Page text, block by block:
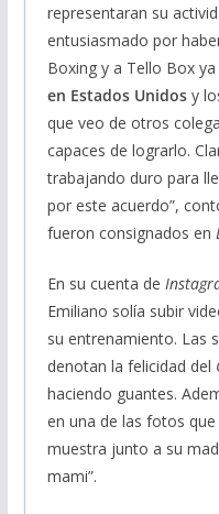
representaran su
entusiasmado por
Boxing y a Tello Box ya
en Estados Unidosy
que veo de otros
capaces de lograrlo.
trabajando duro para
por este acuerdo”,
fueron consignados en
En su cuenta de
Emiliano solía subir
su entrenamiento. Las
denotan la felicidad del
haciendo guantes.
en una de las fotos
muestra junto a su
mami”.